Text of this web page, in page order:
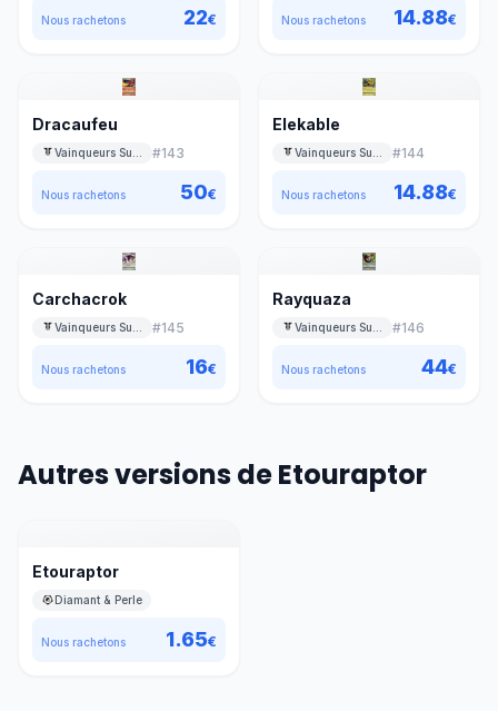
Nous rachetons 22€ Nous rachetons 14.88€
Dracaufeu
#143
Nous rachetons 50€
Elekable
#144
Nous rachetons 14.88€
Carchacrok
#145
Nous rachetons 16€
Rayquaza
#146
Nous rachetons 44€
Autres versions de Etouraptor
Etouraptor
Diamant & Perle
Nous rachetons 1.65€